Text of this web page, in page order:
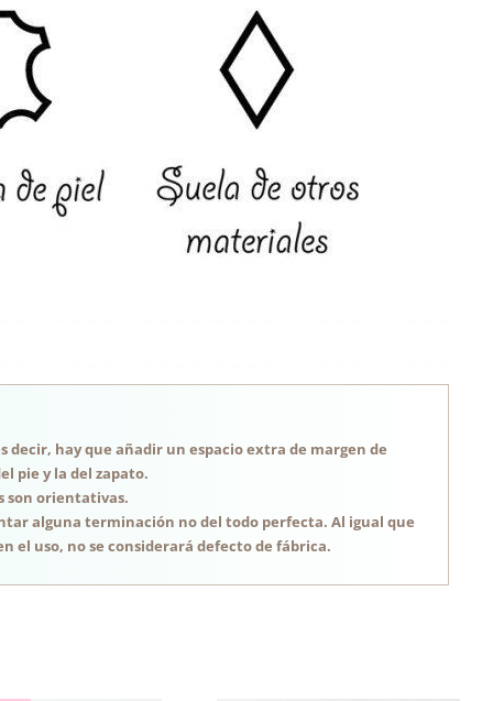
decir, hay que añadir un espacio extra de margen de
pie y la del zapato.
son orientativas.
alguna terminación no del todo perfecta. Al igual que
el uso, no se considerará defecto de fábrica.